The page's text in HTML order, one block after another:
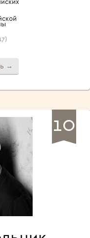
→
10